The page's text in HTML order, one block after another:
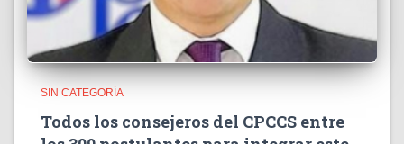
SIN CATEGORÍA
Todos los consejeros del CPCCS entre